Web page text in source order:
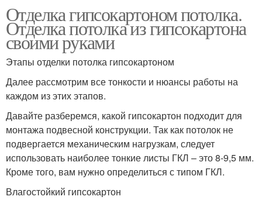
Отделка гипсокартоном потолка.
Отделка потолка из гипсокартона
своими руками
Этапы отделки потолка гипсокартоном
Далее рассмотрим все тонкости и нюансы работы на
каждом из этих этапов.
Давайте разберемся, какой гипсокартон подходит для
монтажа подвесной конструкции. Так как потолок не
подвергается механическим нагрузкам, следует
использовать наиболее тонкие листы ГКЛ – это 8-9,5 мм.
Кроме того, вам нужно определиться с типом ГКЛ.
Влагостойкий гипсокартон